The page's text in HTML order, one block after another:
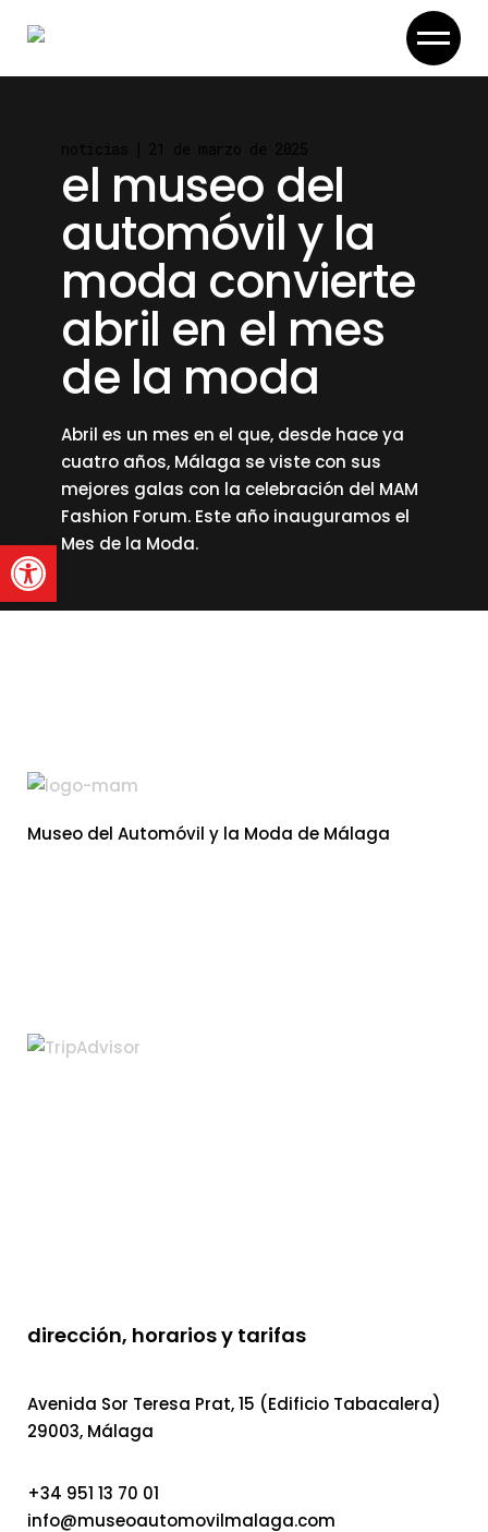
Abrir barra de
el museo del
automóvil y la
moda convierte
abril en el mes
de la moda
Abril es un mes en el que, desde hace ya
cuatro años, Málaga se viste con sus
mejores galas con la celebración del MAM
Fashion Forum. Este año inauguramos el
Mes de la Moda.
read more
Museo del Automóvil y la Moda de Málaga
dirección, horarios y tarifas
Avenida Sor Teresa Prat, 15 (Edificio Tabacalera)
29003, Málaga
+34 951 13 70 01
info@museoautomovilmalaga.com